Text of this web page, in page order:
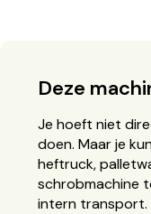
Deze
Je hoeft niet
doen. Maar je
heftruck,
schrobmachine
intern transport.